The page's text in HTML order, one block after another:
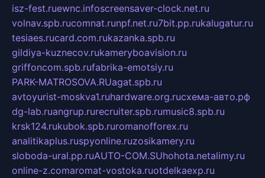
isz-fest.ruewnc.infoscreensaver-clock.net.ru
volnav.spb.rucomnat.runpf.net.ru7bit.pp.rukalugatur.ru
tesiaes.rucard.com.rukazanka.spb.ru
gildiya-kuznecov.rukameryboavision.ru
griffoncom.spb.rufabrika-emotsiy.ru
PARK-MATROSOVA.RUagat.spb.ru
avtoyurist-moskva1.ruhardware.org.ruсхема-авто.рф
dg-lab.ruangrup.rurecruiter.spb.rumusic8.spb.ru
krsk124.rukubok.spb.ruromanofforex.ru
analitikaplus.ruspyonline.ruzosikamery.ru
sloboda-ural.pp.ruAUTO-COM.SUhohota.netalimy.ru
online-z.comaromat-vostoka.ruotdelkaexp.ru